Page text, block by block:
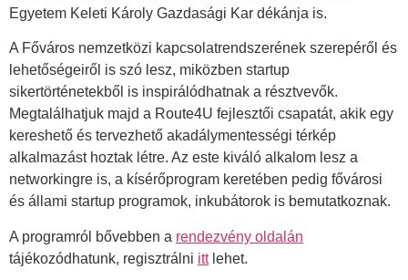
Egyetem Keleti Károly Gazdasági Kar dékánja is.
A Főváros nemzetközi kapcsolatrendszerének szerepéről és
lehetőségeiről is szó lesz, miközben startup
sikertörténetekből is inspirálódhatnak a résztvevők.
Megtalálhatjuk majd a Route4U fejlesztői csapatát, akik egy
kereshető és tervezhető akadálymentességi térkép
alkalmazást hoztak létre. Az este kiváló alkalom lesz a
networkingre is, a kísérőprogram keretében pedig fővárosi
és állami startup programok, inkubátorok is bemutatkoznak.
A programról bővebben a rendezvény oldalán
tájékozódhatunk, regisztrálni ittlehet.